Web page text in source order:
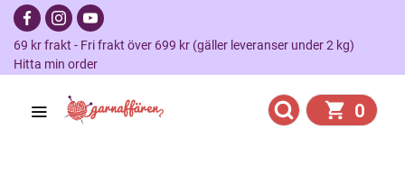
69 kr frakt - Fri frakt över 699 kr (gäller leveranser under 2 kg)
Hitta min order
0